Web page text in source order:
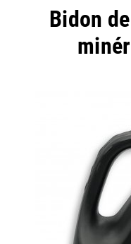
Bidon